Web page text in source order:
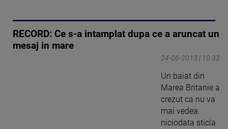
RECORD: Ce s-a intamplat dupa ce a aruncat un
mesaj in mare
24-06-2013 | 10:33
Un baiat din
Marea Britanie a
crezut ca nu va
mai vedea
niciodata sticla